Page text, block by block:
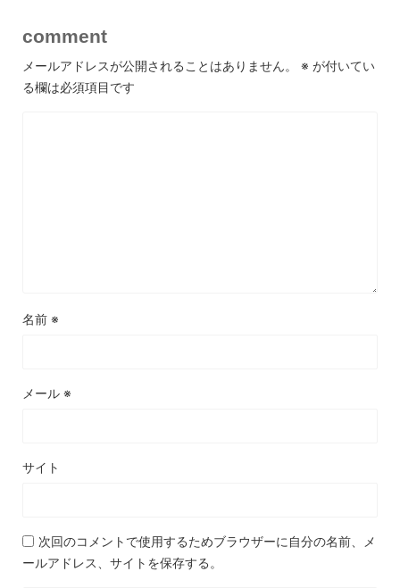
comment
メールアドレスが公開されることはありません。 ※ が付いてい
る欄は必須項目です
名前 ※
メール ※
サイト
次回のコメントで使用するためブラウザーに自分の名前、メ
ールアドレス、サイトを保存する。